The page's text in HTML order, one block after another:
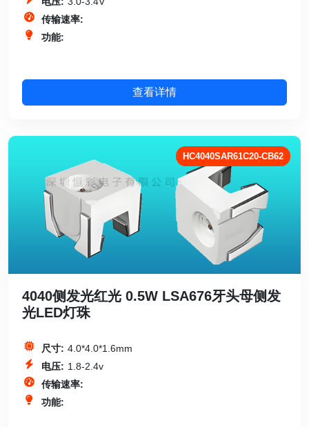
传输速率:
功能:
查看详情
HC4040SAR61C20-CB62
4040侧发光红光 0.5W LSA676牙头母侧发
光LED灯珠
尺寸: 4.0*4.0*1.6mm
电压: 1.8-2.4v
传输速率:
功能: